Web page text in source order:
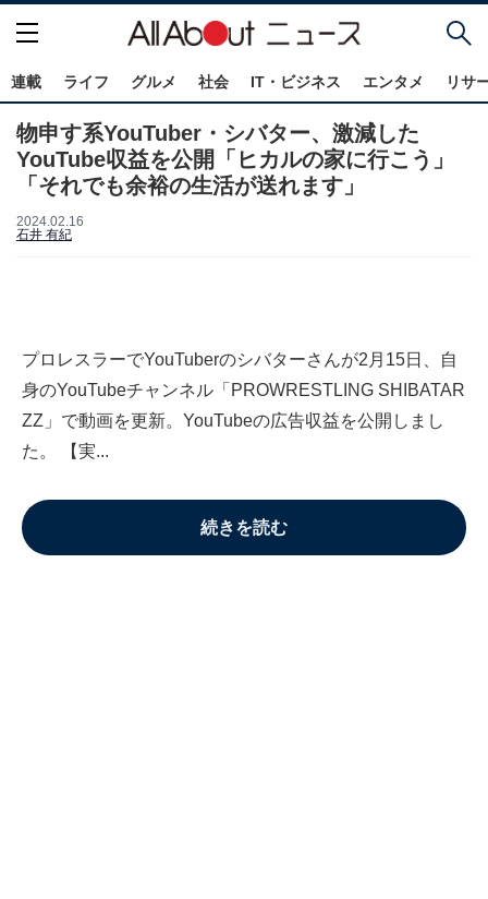
連載 ライフ グルメ 社会 IT・ビジネス エンタメ リサ
物申す系YouTuber・シバター、激減した
YouTube収益を公開「ヒカルの家に行こう」
「それでも余裕の生活が送れます」
2024.02.16
石井 有紀
プロレスラーでYouTuberのシバターさんが2月15日、自
身のYouTubeチャンネル「PROWRESTLING SHIBATAR
ZZ」で動画を更新。YouTubeの広告収益を公開しまし
た。 【実...
続きを読む